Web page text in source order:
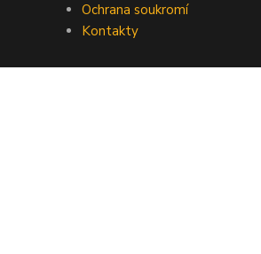
Ochrana soukromí
Kontakty